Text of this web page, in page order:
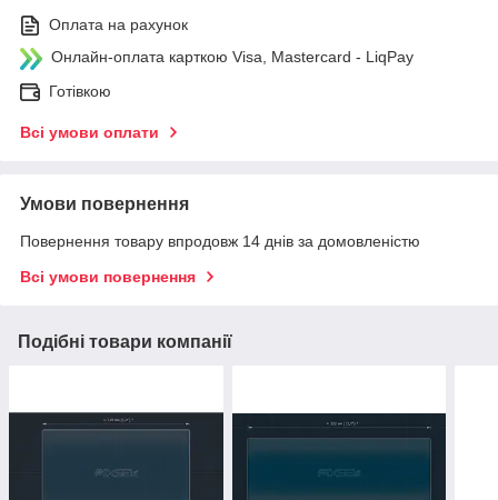
Оплата на рахунок
Онлайн-оплата карткою Visa, Mastercard - LiqPay
Готівкою
Всі умови оплати
Умови повернення
Повернення товару впродовж 14 днів за домовленістю
Всі умови повернення
Подібні товари компанії